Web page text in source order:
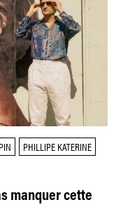
PHILLIPE KATERINE
manquer cette